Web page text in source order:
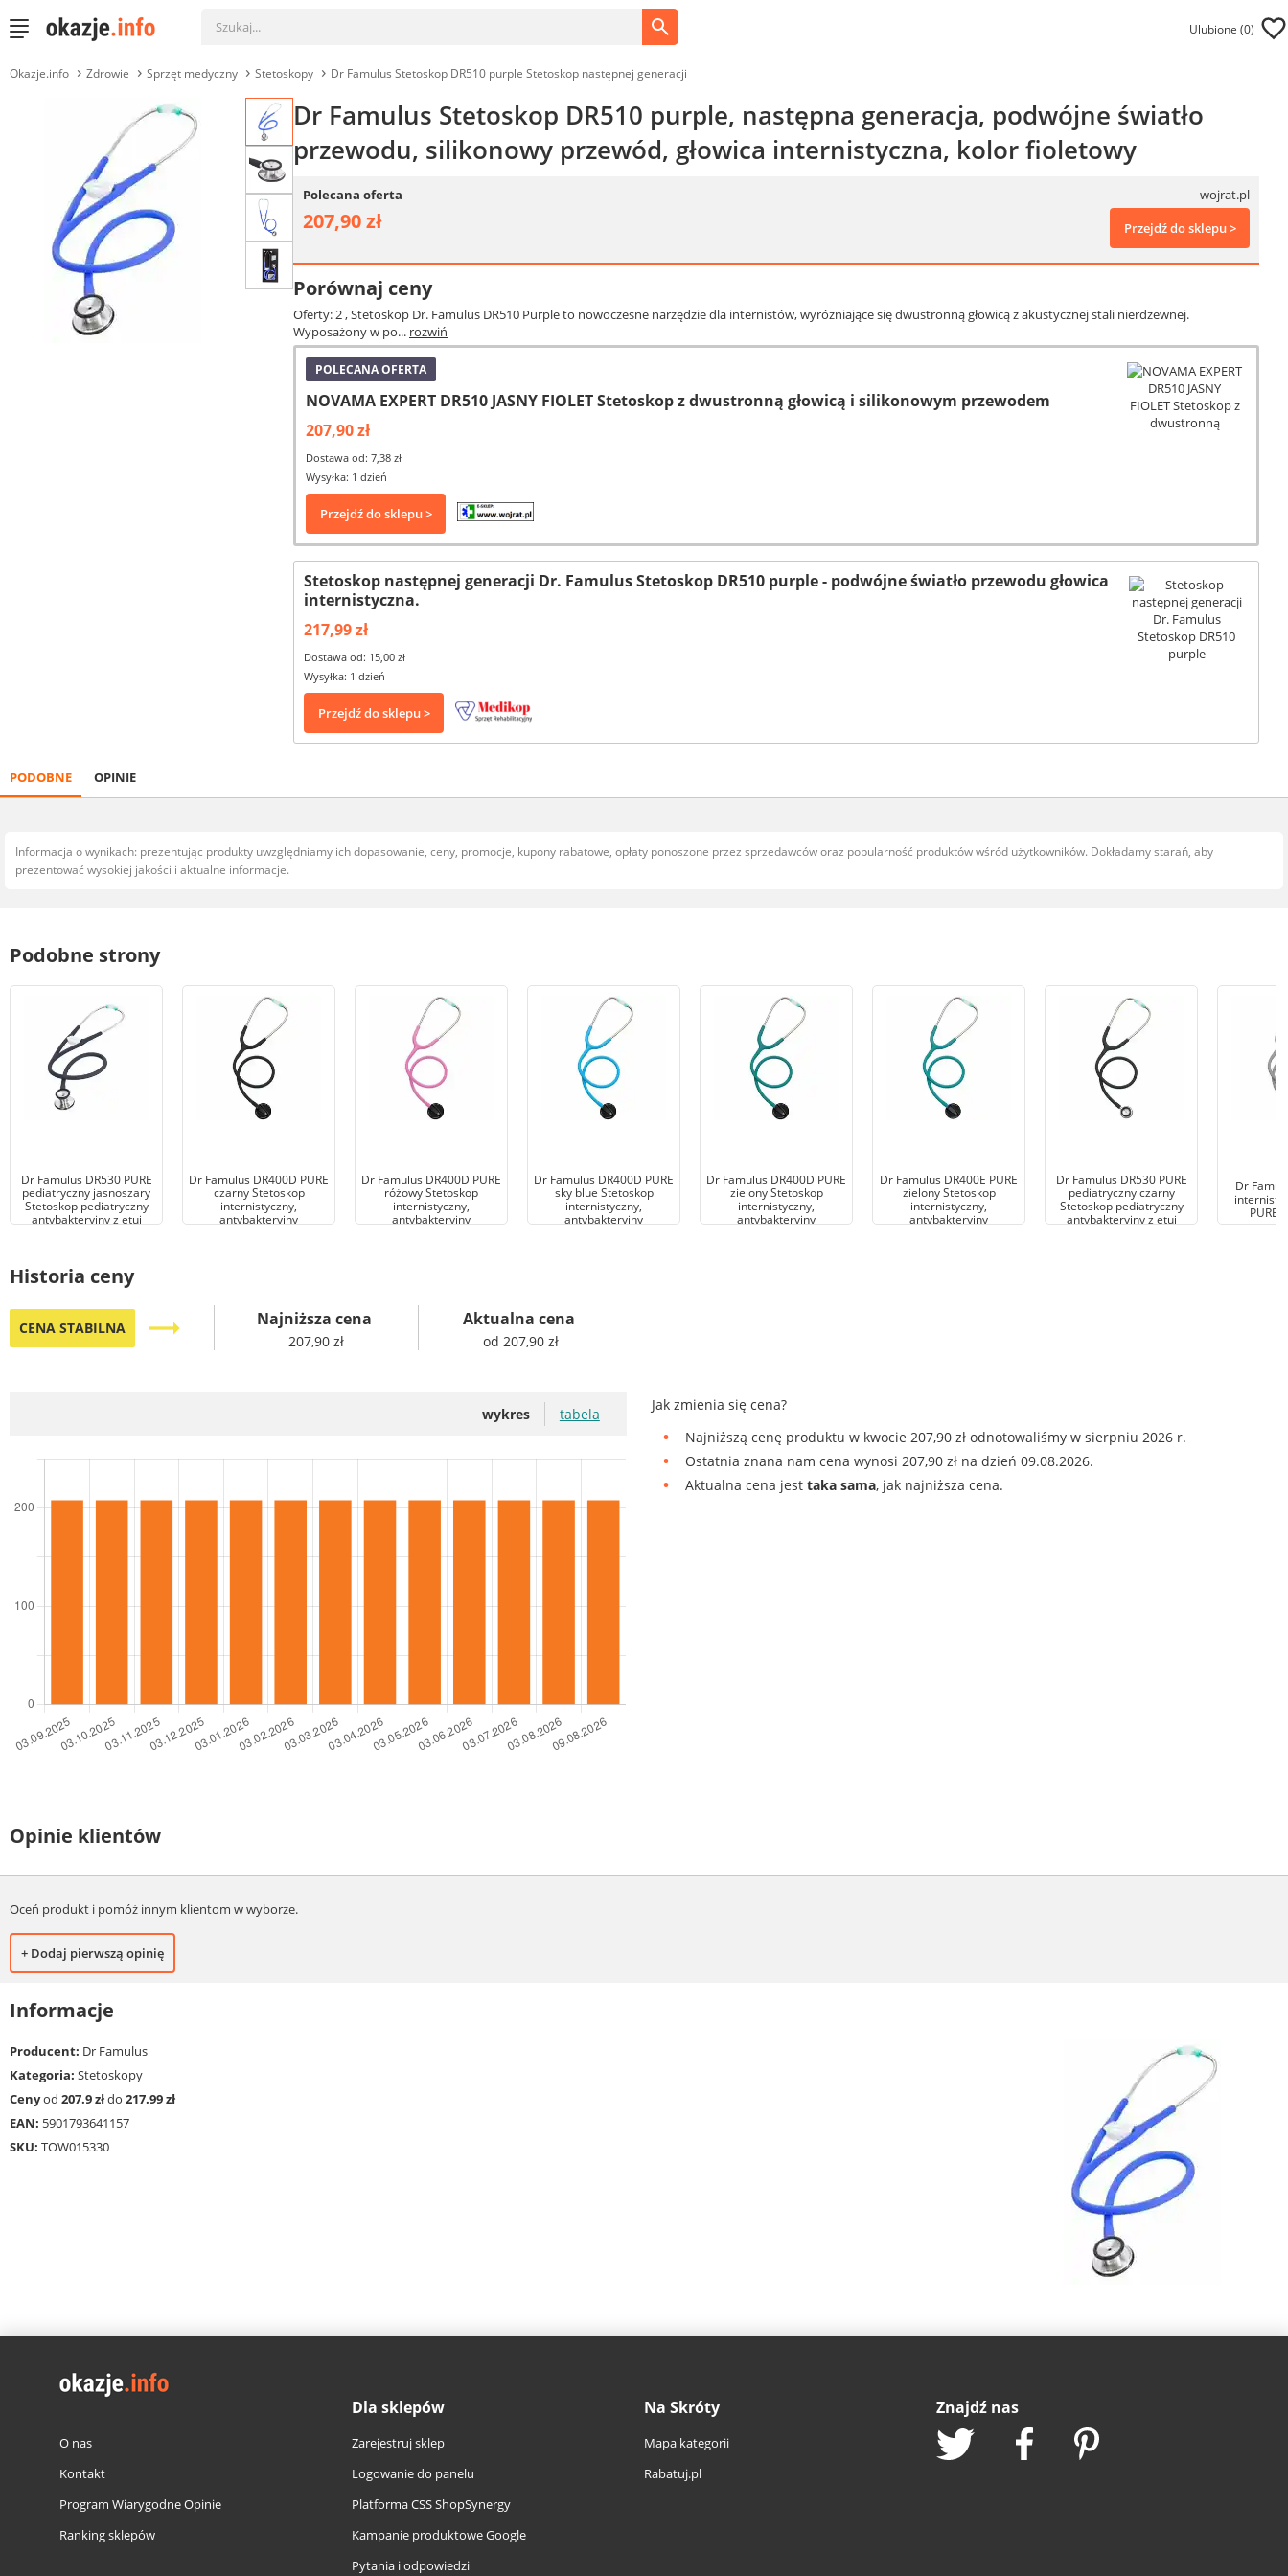
Ulubione (0)
Okazje.info Zdrowie Sprzęt medyczny Stetoskopy Dr Famulus Stetoskop DR510 purple Stetoskop następnej generacji
Dr Famulus Stetoskop DR510 purple, następna generacja, podwójne światło
przewodu, silikonowy przewód, głowica internistyczna, kolor fioletowy
Polecana oferta wojrat.pl
207,90 zł Przejdź do sklepu >
Porównaj ceny
Oferty: 2, Stetoskop Dr. Famulus DR510 Purple to nowoczesne narzędzie dla internistów, wyróżniające się dwustronną głowicą z akustycznej stali nierdzewnej.
Wyposażony w po... rozwiń
POLECANA OFERTA
NOVAMA EXPERT DR510 JASNY FIOLET Stetoskop z dwustronną głowicą i silikonowym przewodem
207,90 zł
Dostawa od: 7,38 zł
Wysyłka: 1 dzień
Przejdź do sklepu >
Stetoskop następnej generacji Dr. Famulus Stetoskop DR510 purple - podwójne światło przewodu głowica
internistyczna.
217,99 zł
Dostawa od: 15,00 zł
Wysyłka: 1 dzień
Przejdź do sklepu >
PODOBNE OPINIE
Informacja o wynikach: prezentując produkty uwzględniamy ich dopasowanie, ceny, promocje, kupony rabatowe, opłaty ponoszone przez sprzedawców oraz popularność produktów wśród użytkowników. Dokładamy starań, aby
prezentować wysokiej jakości i aktualne informacje.
Podobne strony
Dr Famulus DR530 PURE
pediatryczny jasnoszary
Stetoskop pediatryczny
antybakteryjny z etui
Dr Famulus DR400D PURE
czarny Stetoskop
internistyczny,
antybakteryjny
Dr Famulus DR400D PURE
różowy Stetoskop
internistyczny,
antybakteryjny
Dr Famulus DR400D PURE
sky blue Stetoskop
internistyczny,
antybakteryjny
Dr Famulus DR400D PURE
zielony Stetoskop
internistyczny,
antybakteryjny
Dr Famulus DR400E PURE
zielony Stetoskop
internistyczny,
antybakteryjny
Dr Famulus DR530 PURE
pediatryczny czarny
Stetoskop pediatryczny
antybakteryjny z etui
Dr
PURE
Historia ceny
CENA STABILNA trending_flat Najniższa cena
207,90 zł
Aktualna cena
od 207,90 zł
wykres tabela
Jak zmienia się cena?
Najniższą cenę produktu w kwocie 207,90 zł odnotowaliśmy w sierpniu 2026 r.
Ostatnia znana nam cena wynosi 207,90 zł na dzień 09.08.2026.
Aktualna cena jesttaka sama, jak najniższa cena.
Opinie klientów
Oceń produkt i pomóż innym klientom w wyborze.
+ Dodaj pierwszą opinię
Informacje
Producent: Dr Famulus
Kategoria: Stetoskopy
Cenyod 207.9 złdo 217.99 zł
EAN: 5901793641157
SKU: TOW015330
O nas
Kontakt
Program Wiarygodne Opinie
Ranking sklepów
Dla sklepów
Zarejestruj sklep
Logowanie do panelu
Platforma CSS ShopSynergy
Kampanie produktowe Google
Pytania i odpowiedzi
Na Skróty
Mapa kategorii
Rabatuj.pl
Znajdź nas